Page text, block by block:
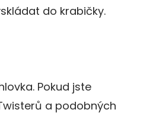
do krabičky.
Pokud jste
a podobných